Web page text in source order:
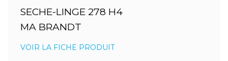
SECHE-LINGE 278 H4
MA BRANDT
VOIR LA FICHE PRODUIT